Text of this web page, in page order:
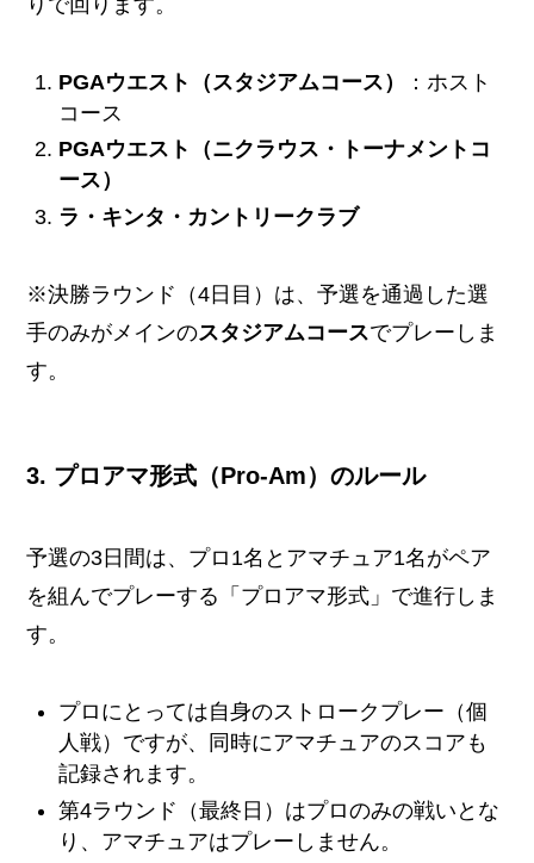
りで回ります。
PGAウエスト（スタジアムコース）
：ホスト
コース
PGAウエスト（ニクラウス・トーナメントコ
ース）
ラ・キンタ・カントリークラブ
※決勝ラウンド（4日目）は、予選を通過した選
手のみがメインのスタジアムコースでプレーしま
す。
3. プロアマ形式（Pro-Am）のルール
予選の3日間は、プロ1名とアマチュア1名がペア
を組んでプレーする「プロアマ形式」で進行しま
す。
プロにとっては自身のストロークプレー（個
人戦）ですが、同時にアマチュアのスコアも
記録されます。
第4ラウンド（最終日）はプロのみの戦いとな
り、アマチュアはプレーしません。